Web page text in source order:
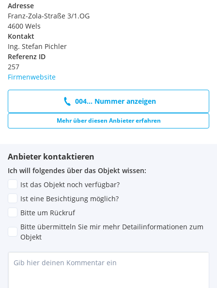
Adresse
Franz-Zola-Straße 3/1.OG
4600 Wels
Kontakt
Ing. Stefan Pichler
Referenz ID
257
Firmenwebsite
004... Nummer anzeigen
Mehr über diesen Anbieter erfahren
Anbieter kontaktieren
Ich will folgendes über das Objekt wissen:
Ist das Objekt noch verfügbar?
Ist eine Besichtigung möglich?
Bitte um Rückruf
Bitte übermitteln Sie mir mehr Detailinformationen zum
Objekt